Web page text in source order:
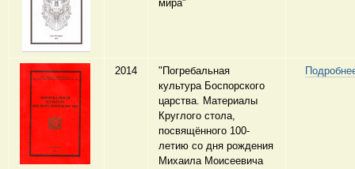
мира"
2014
"Погребальная
культура Боспорского
царства. Материалы
Круглого стола,
посвящённого 100-
летию со дня рождения
Михаила Моисеевича